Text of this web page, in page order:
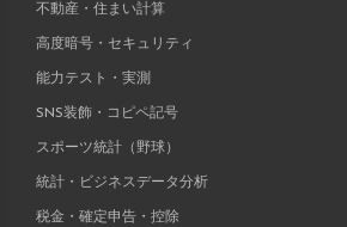
不動産・住まい計算
高度暗号・セキュリティ
能力テスト・実測
SNS装飾・コピペ記号
スポーツ統計（野球）
統計・ビジネスデータ分析
税金・確定申告・控除